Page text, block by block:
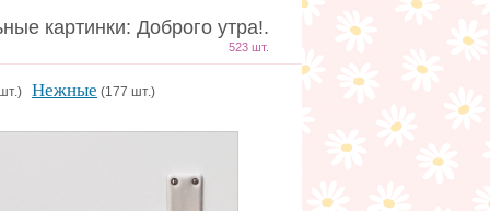
картинки: Доброго утра!.
523 шт.
Нежные (177 шт.)